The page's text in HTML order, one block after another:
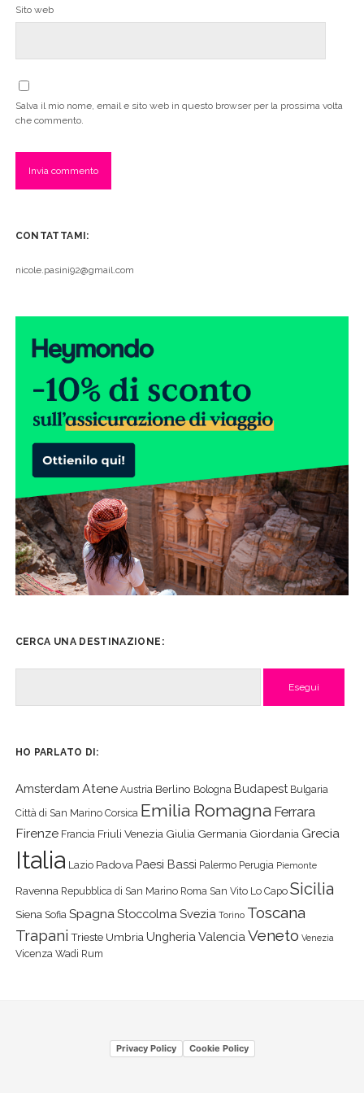
Sito web
Salva il mio nome, email e sito web in questo browser per la prossima volta
che commento.
CONTATTAMI:
nicole.pasini92@gmail.com
CERCA UNA DESTINAZIONE:
HO PARLATO DI:
Amsterdam Atene Austria Berlino Bologna Budapest Bulgaria
Città di San Marino Corsica Emilia Romagna Ferrara
Firenze Francia Friuli Venezia Giulia Germania Giordania Grecia
Italia Lazio Padova Paesi Bassi Palermo Perugia Piemonte
Ravenna Repubblica di San Marino Roma San Vito Lo Capo Sicilia
Siena Sofia Spagna Stoccolma Svezia Torino Toscana
Trapani Trieste Umbria Ungheria Valencia Veneto Venezia
Vicenza Wadi Rum
Privacy Policy Cookie Policy